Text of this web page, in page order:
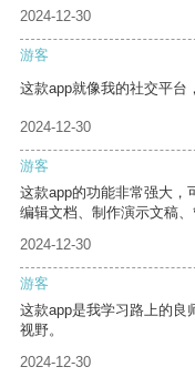
2024-12-30
游客
这款app就像我的社交平台
2024-12-30
游客
这款app的功能非常强大，
编辑文档、制作演示文稿、
2024-12-30
游客
这款app是我学习路上的良
视野。
2024-12-30